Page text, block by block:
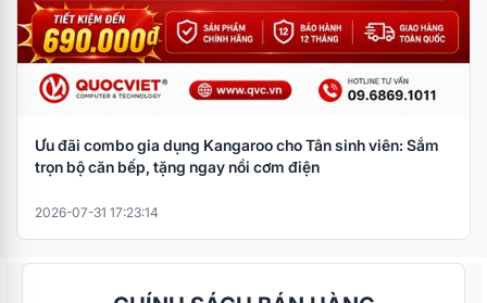
Ưu đãi combo gia dụng Kangaroo cho Tân sinh viên: Sắm
trọn bộ căn bếp, tặng ngay nồi cơm điện
2026-07-31 17:23:14